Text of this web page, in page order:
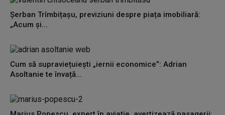
Șerban Trîmbițașu, previziuni despre piața imobiliară:
„Acum și...
Cum să supraviețuiești „iernii economice”: Adrian
Asoltanie te învață...